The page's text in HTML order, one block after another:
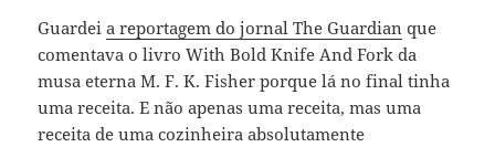
Guardeia reportagem do jornal The Guardian que
comentava o livro With Bold Knife And Fork da
musa eterna M. F. K. Fisher porque lá no final tinha
uma receita. E não apenas uma receita, mas uma
receita de uma cozinheira absolutamente